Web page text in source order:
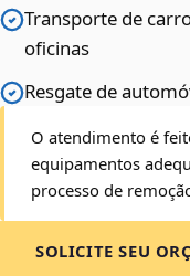
Transporte de
oficinas
Resgate de
O atendimento é
equipamentos
processo de
SOLICITE SEU